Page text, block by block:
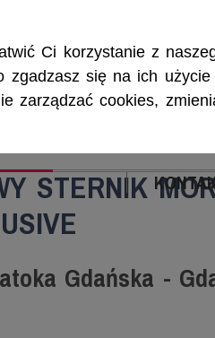
Ci korzystanie z
zgadzasz się na ich
zarządzać cookies,
Rejsy morskie i śródlądowe,
STERNIK
Gdańska -